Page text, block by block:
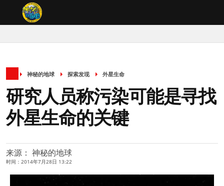
神秘的地球 探索发现 外星生命
研究人员称污染可能是寻找
外星生命的关键
来源： 神秘的地球
时间：2014年7月28日 13:22